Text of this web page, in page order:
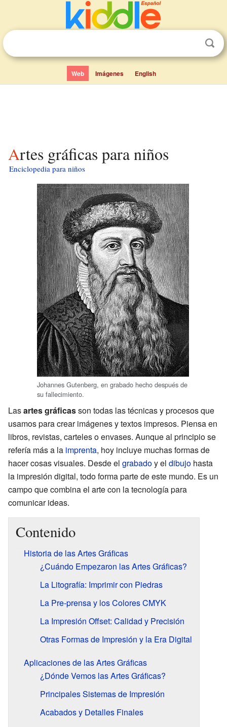
Web Imágenes English
Artes gráficas para niños
Enciclopedia para niños
Johannes Gutenberg, en grabado hecho después de
su fallecimiento.
Lasartes gráficasson todas las técnicas y procesos que
usamos para crear imágenes y textos impresos. Piensa en
libros, revistas, carteles o envases. Aunque al principio se
refería más a la imprenta, hoy incluye muchas formas de
hacer cosas visuales. Desde el grabadoy el dibujo hasta
la impresión digital, todo forma parte de este mundo. Es un
campo que combina el arte con la tecnología para
comunicar ideas.
Contenido
Historia de las Artes Gráficas
¿Cuándo Empezaron las Artes Gráficas?
La Litografía: Imprimir con Piedras
La Pre-prensa y los Colores CMYK
La Impresión Offset: Calidad y Precisión
Otras Formas de Impresión y la Era Digital
Aplicaciones de las Artes Gráficas
¿Dónde Vemos las Artes Gráficas?
Principales Sistemas de Impresión
Acabados y Detalles Finales